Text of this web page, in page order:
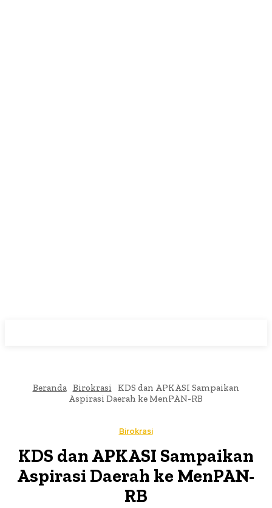
Beranda Birokrasi
KDS dan APKASI Sampaikan
Aspirasi Daerah ke MenPAN-RB
Birokrasi
KDS dan APKASI Sampaikan
Aspirasi Daerah ke MenPAN-
RB